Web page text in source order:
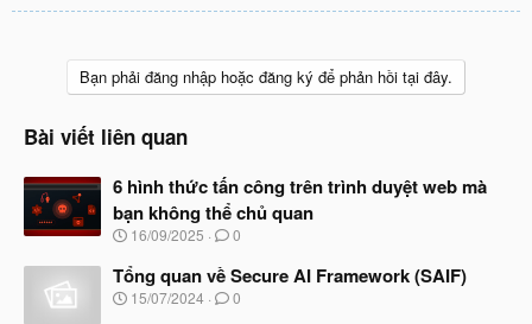
Bạn phải đăng nhập hoặc đăng ký để phản hồi tại đây.
Bài viết liên quan
6 hình thức tấn công trên trình duyệt web mà
bạn không thể chủ quan
N
à
y
b
16/09/2025 0
Tổng quan về Secure AI Framework (SAIF)
N
15/07/2024 0